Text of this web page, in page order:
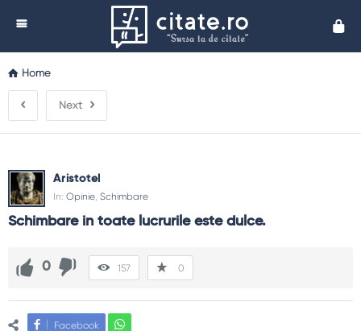
Home
Next
Aristotel
In: Opinie, Schimbare
Schimbare in toate lucrurile este dulce.
0 157 0
Facebook